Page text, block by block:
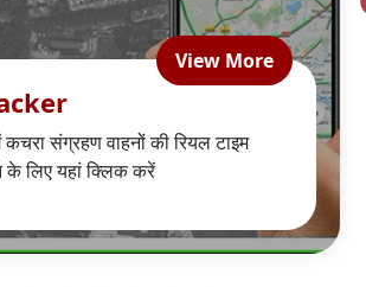
View More
संग्रहण वाहनों की रियल टाइम
लिए यहां क्लिक करें